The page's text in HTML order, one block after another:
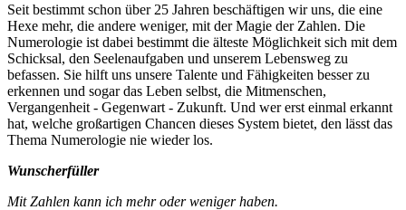
Seit bestimmt schon über 25 Jahren beschäftigen wir uns, die eine
Hexe mehr, die andere weniger, mit der Magie der Zahlen. Die
Numerologie ist dabei bestimmt die älteste Möglichkeit sich mit dem
Schicksal, den Seelenaufgaben und unserem Lebensweg zu
befassen. Sie hilft uns unsere Talente und Fähigkeiten besser zu
erkennen und sogar das Leben selbst, die Mitmenschen,
Vergangenheit - Gegenwart - Zukunft. Und wer erst einmal erkannt
hat, welche großartigen Chancen dieses System bietet, den lässt das
Thema Numerologie nie wieder los.
Wunscherfüller
Mit Zahlen kann ich mehr oder weniger haben.